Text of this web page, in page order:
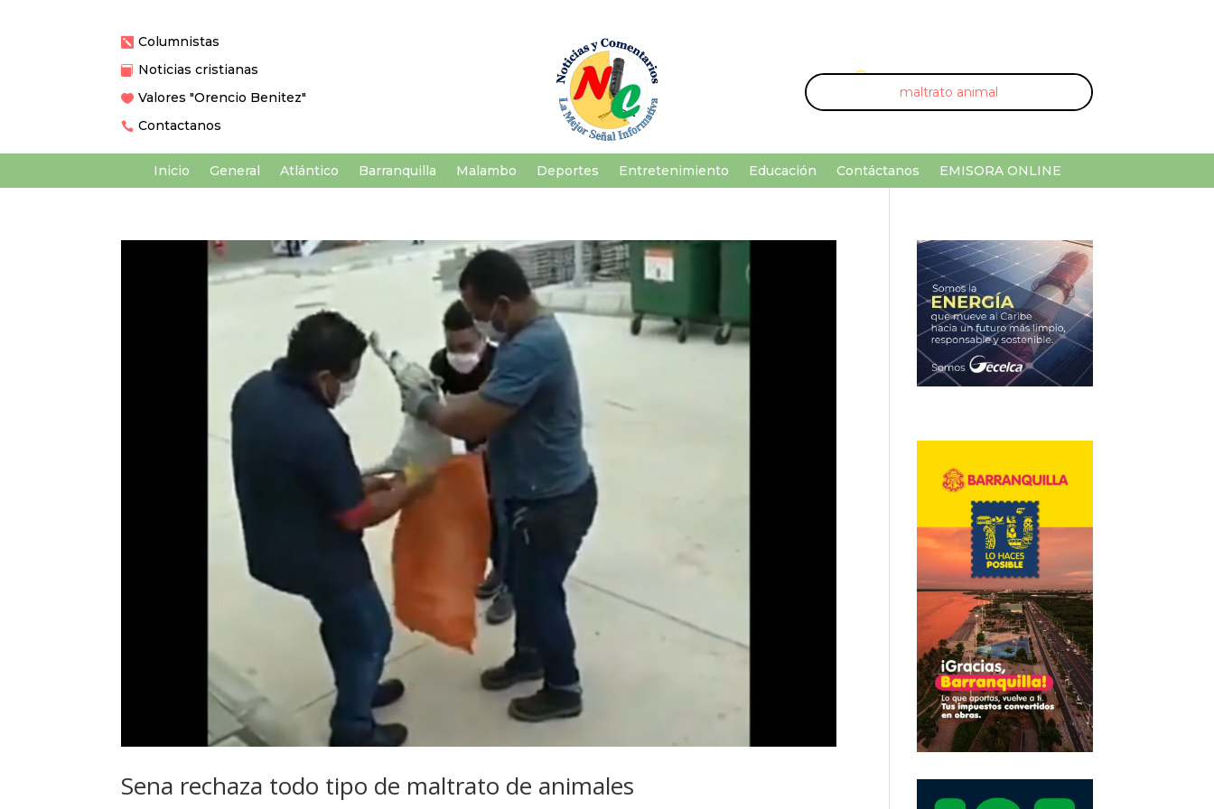
 Columnistas
 Noticias cristianas
 Valores "Orencio Benitez"
 Contactanos
U ¡Buscar por palabra clave!
Inicio General Atlántico Barranquilla Malambo Deportes Entretenimiento Educación Contáctanos EMISORA ONLINE
Sena rechaza todo tipo de maltrato de animales